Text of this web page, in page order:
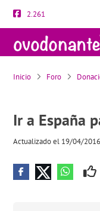
2.261
Ir a
Inicio Foro
Ir a España
Actualizado el 19/04/2016